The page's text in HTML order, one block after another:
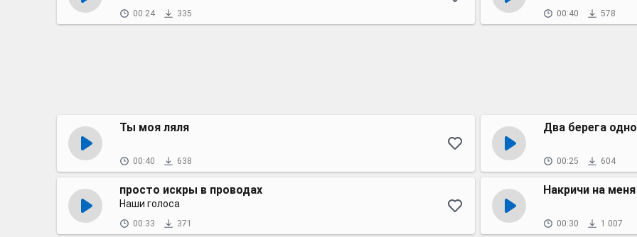
00:24 335 00:40 578
Ты моя ляля
00:40 638
Два берега
00:25 604
просто искры в проводах
Наши голоса
00:33 371
Накричи на меня
00:30 1 007